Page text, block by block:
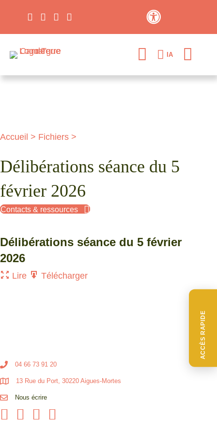
ACCÈS RAPIDE
IA
Accueil > Fichiers >
Délibérations séance du 5
février 2026
Contacts & ressources
Délibérations séance du 5 février
2026
Lire Télécharger
04 66 73 91 20
13 Rue du Port, 30220 Aigues-Mortes
Nous écrire